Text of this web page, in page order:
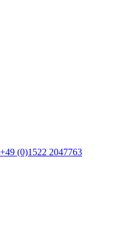
+49 (0)1522 2047763